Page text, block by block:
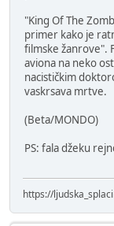
"King Of The
primer kako je
filmske žanrove".
aviona na neko
nacističkim
vaskrsava mrtve.
(Beta/MONDO)
PS: fala džeku
https://